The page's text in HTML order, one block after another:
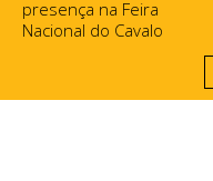
presença na Feira
Nacional do Cavalo